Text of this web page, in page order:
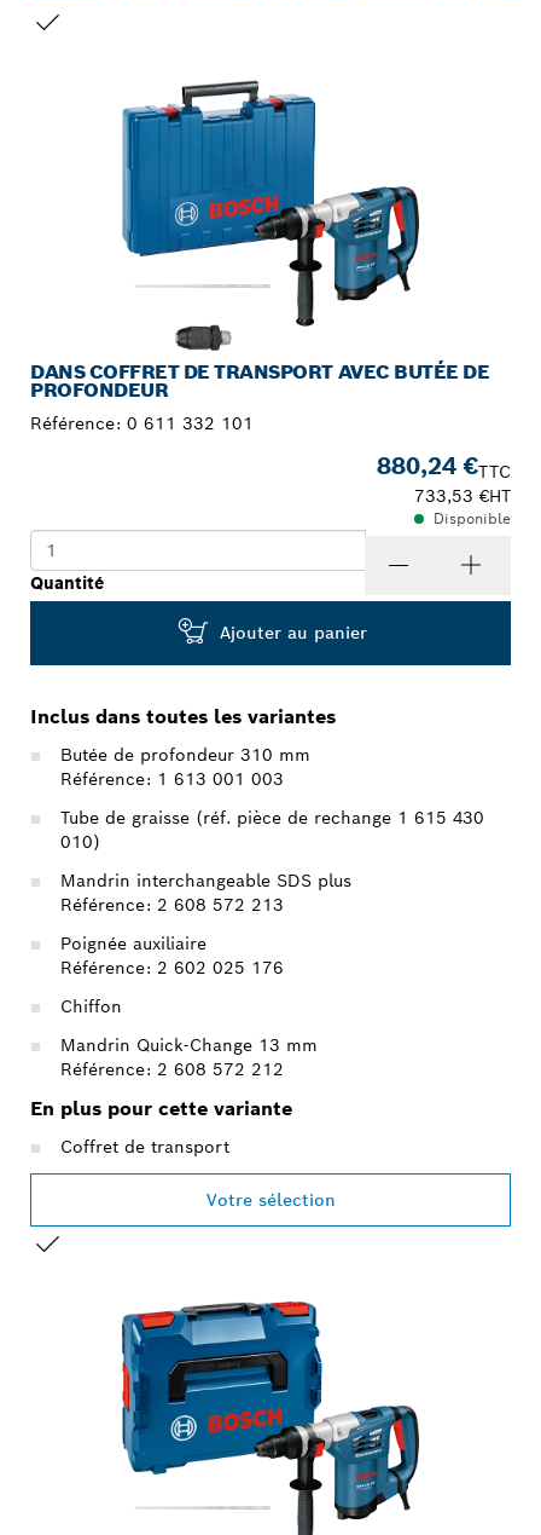
DANS COFFRET DE TRANSPORT AVEC BUTÉE DE
PROFONDEUR
Référence: 0 611 332 101
880,24 €TTC
733,53 €HT
Disponible
Quantité
Ajouter au panier
Inclus dans toutes les variantes
Butée de profondeur 310 mm
Référence: 1 613 001 003
Tube de graisse (réf. pièce de rechange 1 615 430
010)
Mandrin interchangeable SDS plus
Référence: 2 608 572 213
Poignée auxiliaire
Référence: 2 602 025 176
Chiffon
Mandrin Quick-Change 13 mm
Référence: 2 608 572 212
En plus pour cette variante
Coffret de transport
Votre sélection